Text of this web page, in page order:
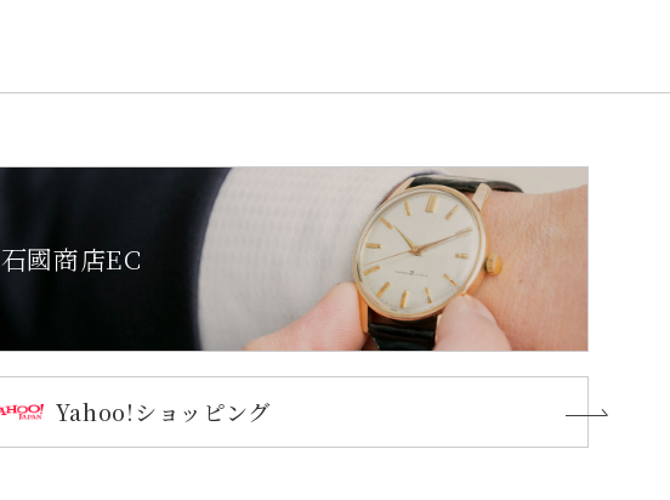
石國商店EC
Yahoo!ショッピング